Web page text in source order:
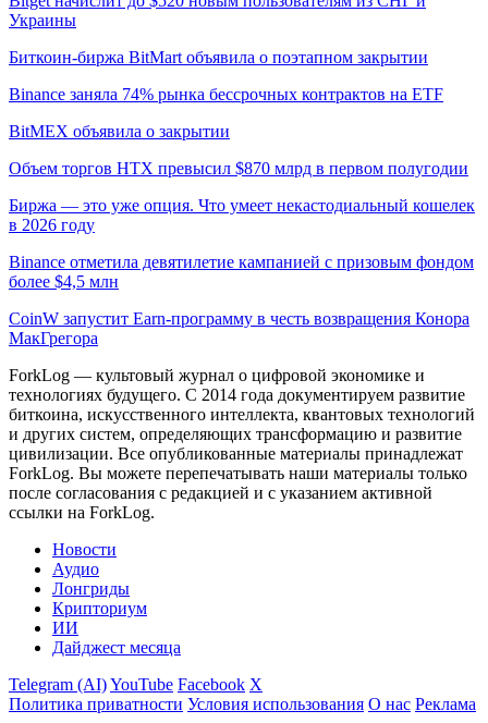
Украины
Биткоин-биржа BitMart объявила о поэтапном закрытии
Binance заняла 74% рынка бессрочных контрактов на ETF
BitMEX объявила о закрытии
Объем торгов HTX превысил $870 млрд в первом полугодии
Биржа — это уже опция. Что умеет некастодиальный кошелек
в 2026 году
Binance отметила девятилетие кампанией с призовым фондом
более $4,5 млн
CoinW запустит Earn-программу в честь возвращения Конора
МакГрегора
ForkLog — культовый журнал о цифровой экономике и
технологиях будущего. С 2014 года документируем развитие
биткоина, искусственного интеллекта, квантовых технологий
и других систем, определяющих трансформацию и развитие
цивилизации. Все опубликованные материалы принадлежат
ForkLog. Вы можете перепечатывать наши материалы только
после согласования с редакцией и с указанием активной
ссылки на ForkLog.
Новости
Аудио
Лонгриды
Крипториум
ИИ
Дайджест месяца
Telegram (AI)YouTube Facebook X
Политика приватности Условия использования О нас Реклама